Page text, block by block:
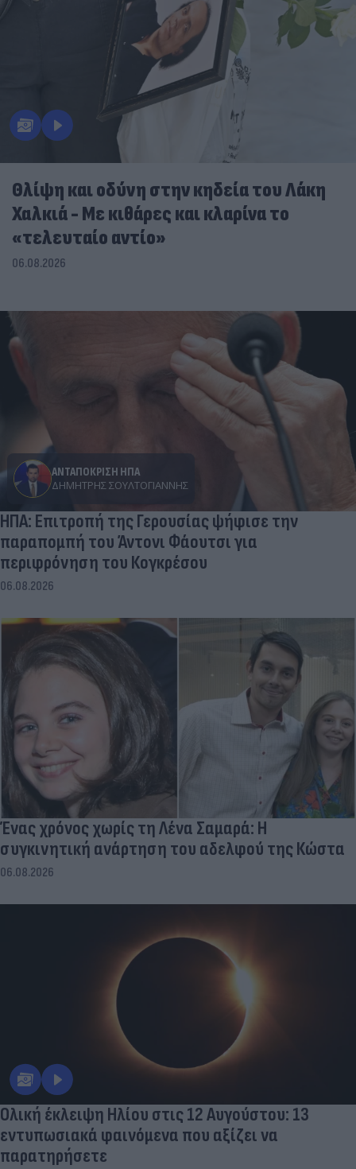
Θλίψη και οδύνη στην κηδεία του Λάκη
Χαλκιά - Με κιθάρες και κλαρίνα το
«τελευταίο αντίο»
06.08.2026
ΑΝΤΑΠΟΚΡΙΣΗ ΗΠΑ
ΔΗΜΉΤΡΗΣ ΣΟΥΛΤΟΓΙΆΝΝΗΣ
ΗΠΑ: Επιτροπή της Γερουσίας ψήφισε την
παραπομπή του Άντονι Φάουτσι για
περιφρόνηση του Κογκρέσου
06.08.2026
Ένας χρόνος χωρίς τη Λένα Σαμαρά: Η
συγκινητική ανάρτηση του αδελφού της Κώστα
06.08.2026
Ολική έκλειψη Ηλίου στις 12 Αυγούστου: 13
εντυπωσιακά φαινόμενα που αξίζει να
παρατηρήσετε